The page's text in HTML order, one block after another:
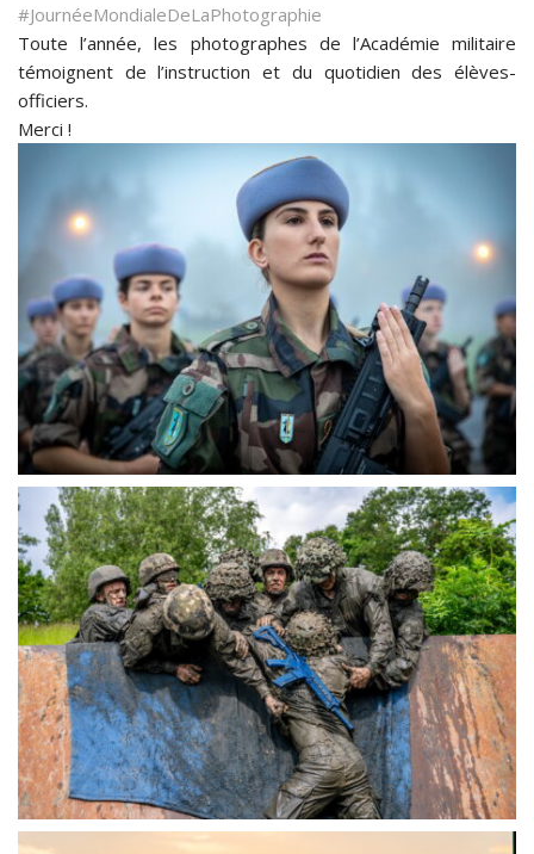
#JournéeMondialeDeLaPhotographie
Toute l’année, les photographes de l’Académie militaire
témoignent de l’instruction et du quotidien des élèves-
officiers.
Merci !